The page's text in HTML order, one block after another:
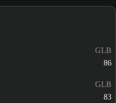
GLB
86
GLB
83